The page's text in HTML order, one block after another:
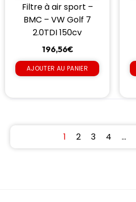
Filtre à air sport –
BMC – VW Golf 7
2.0TDI 150cv
196,56€
AJOUTER AU PANIER
1 2 3 4 …